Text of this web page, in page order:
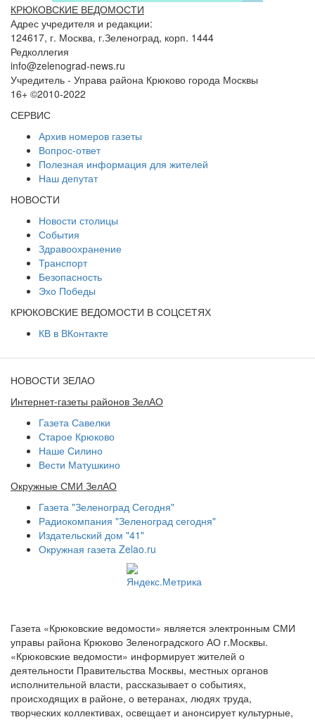
КРЮКОВСКИЕ ВЕДОМОСТИ
Адрес учредителя и редакции:
124617, г. Москва, г.Зеленоград, корп. 1444
Редколлегия
info@zelenograd-news.ru
Учредитель - Управа района Крюково города Москвы
16+ ©2010-2022
СЕРВИС
Архив номеров газеты
Вопрос-ответ
Полезная информация для жителей
Наш депутат
НОВОСТИ
Новости столицы
События
Здравоохранение
Транспорт
Безопасность
Эхо Победы
КРЮКОВСКИЕ ВЕДОМОСТИ В СОЦСЕТЯХ
КВ в ВКонтакте
НОВОСТИ ЗЕЛАО
Интернет-газеты районов ЗелАО
Газета Савелки
Старое Крюково
Наше Силино
Вести Матушкино
Окружные СМИ ЗелАО
Газета "Зеленоград Сегодня"
Радиокомпания "Зеленоград сегодня"
Издательский дом "41"
Окружная газета Zelao.ru
Газета «Крюковские ведомости» является электронным СМИ
управы района Крюково Зеленоградского АО г.Москвы.
«Крюковские ведомости» информирует жителей о
деятельности Правительства Москвы, местных органов
исполнительной власти, рассказывает о событиях,
происходящих в районе, о ветеранах, людях труда,
творческих коллективах, освещает и анонсирует культурные,